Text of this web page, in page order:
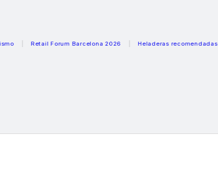
Retail Forum Barcelona 2026 Heladeras recomendadas verano